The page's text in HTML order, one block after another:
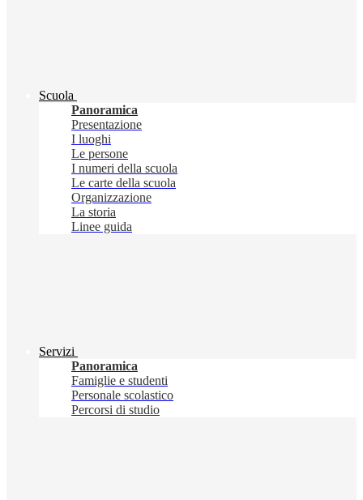
Scuola
Panoramica
Presentazione
I luoghi
Le persone
I numeri della scuola
Le carte della scuola
Organizzazione
La storia
Linee guida
Servizi
Panoramica
Famiglie e studenti
Personale scolastico
Percorsi di studio